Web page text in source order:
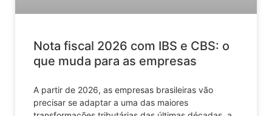
Nota fiscal 2026 com IBS e CBS: o
que muda para as empresas
A partir de 2026, as empresas brasileiras vão
precisar se adaptar a uma das maiores